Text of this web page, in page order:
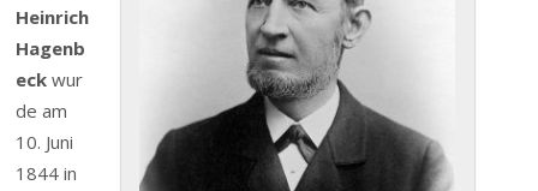
Heinrich
Hagenb
eck wur
de am
10. Juni
1844 in